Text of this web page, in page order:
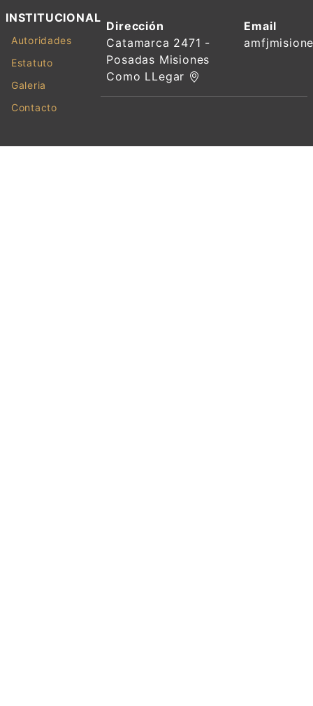
INSTITUCIONAL
Autoridades
Estatuto
Galeria
Contacto
Dirección
Email
Catamarca 2471 -
Posadas Misiones
Como LLegar